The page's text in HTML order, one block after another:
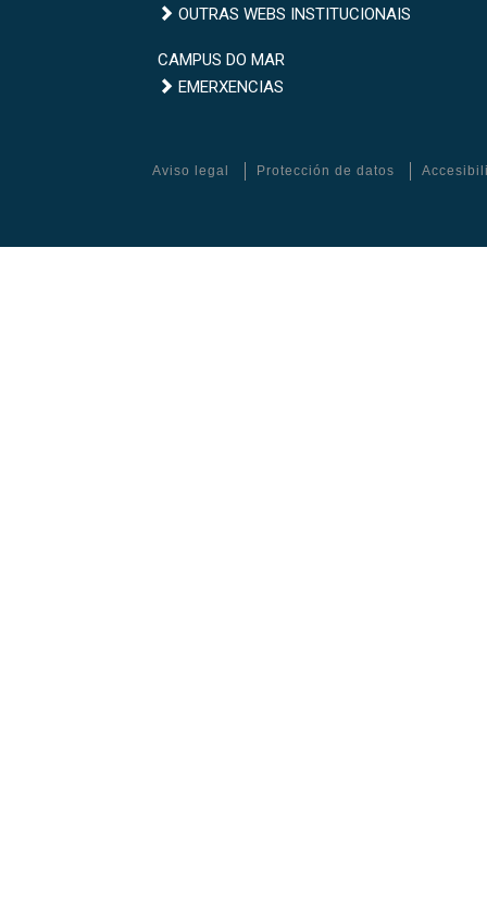
Outras
institucionais
OUTRAS WEBS INSTITUCIONAIS
Campus
do
CAMPUS DO MAR
Emerxencias
EMERXENCIAS
Aviso legal Protección de datos